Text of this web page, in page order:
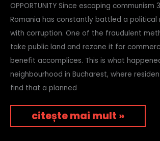
OPPORTUNITY Since escaping communism
Romania has constantly battled a political
with corruption. One of the fraudulent
take public land and rezone it for
benefit accomplices. This is what
neighbourhood in Bucharest, where
find that a planned
citește mai mult »